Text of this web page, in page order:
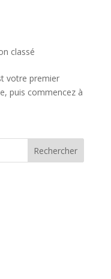
classé
votre premier
puis commencez à